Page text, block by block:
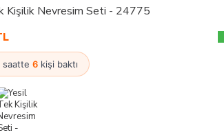
Kişilik Nevresim Seti - 24775
saatte 6 kişi baktı